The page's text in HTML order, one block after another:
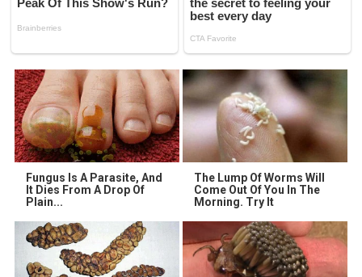
Fungus Is A Parasite, And
It Dies From A Drop Of
Plain...
The Lump Of Worms Will
Come Out Of You In The
Morning. Try It